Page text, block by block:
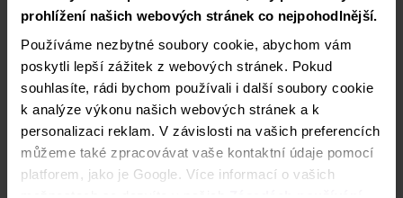
prohlížení našich webových stránek co nejpohodlnější.
Používáme nezbytné soubory cookie, abychom vám
poskytli lepší zážitek z webových stránek. Pokud
souhlasíte, rádi bychom používali i další soubory cookie
k analýze výkonu našich webových stránek a k
personalizaci reklam. V závislosti na vašich preferencích
můžeme také zpracovávat vaše kontaktní údaje pomocí
platforem, jako je Google. Více informací o vašich
současném technologickém závodě pro společnosti
často větší než riziko přeinvestování. Nikdo nechce
zůstat pozadu. Tempo investic proto připomíná
zbrojení během studené války – ne proto, že by bylo
racionální, ale proto, že alternativa je ještě horší.
Velkéspolečnosti nyní staví infrastrukturu pro
novou ekonomiku, což s sebou nese obří náklady. Z
těchto nákladů by však dané společnosti i celá
civilizace měly v budoucnu těžit.